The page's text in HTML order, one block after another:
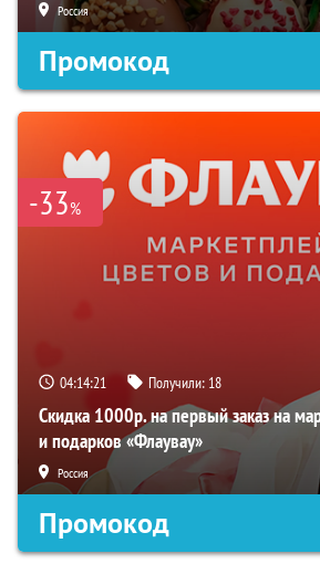
Россия
Промокод
-33%
04:14:20 Получили: 18
Скидка 1000р. на первый заказ на
и подарков «Флаувау»
Россия
Промокод